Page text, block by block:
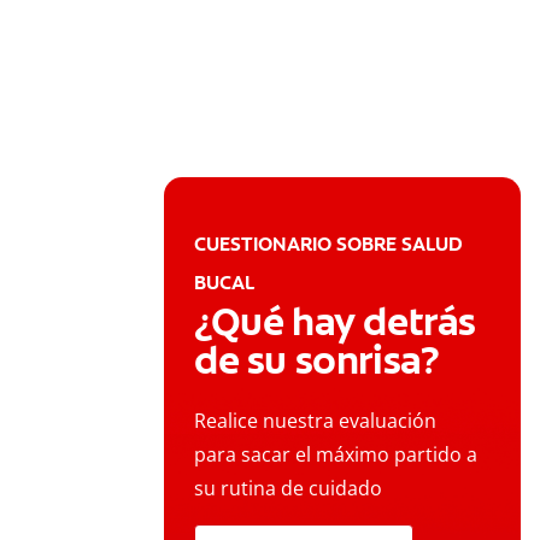
CUESTIONARIO SOBRE SALUD
BUCAL
¿Qué hay detrás
de su sonrisa?
Realice nuestra evaluación
para sacar el máximo partido a
su rutina de cuidado